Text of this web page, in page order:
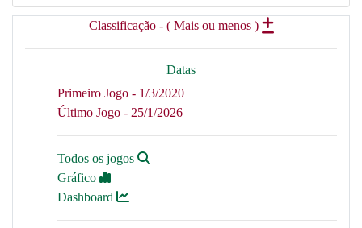
Classificação - ( Mais ou menos )
Datas
Primeiro Jogo - 1/3/2020
Último Jogo - 25/1/2026
Todos os jogos
Gráfico
Dashboard